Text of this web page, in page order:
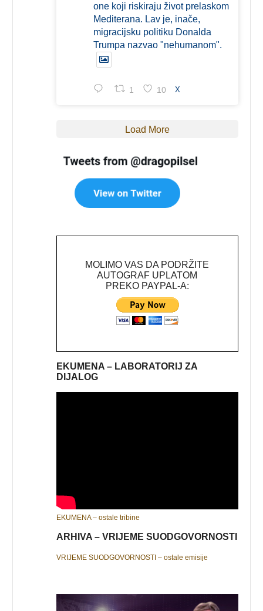
one koji riskiraju život prelaskom
Mediterana. Lav je, inače,
migracijsku politiku Donalda
Trumpa nazvao "nehumanom".
1 10 X
Load More
MOLIMO VAS DA PODRŽITE
AUTOGRAF UPLATOM
PREKO PAYPAL-A:
EKUMENA – LABORATORIJ ZA
DIJALOG
EKUMENA – ostale tribine
ARHIVA – VRIJEME SUODGOVORNOSTI
VRIJEME SUODGOVORNOSTI – ostale emisije